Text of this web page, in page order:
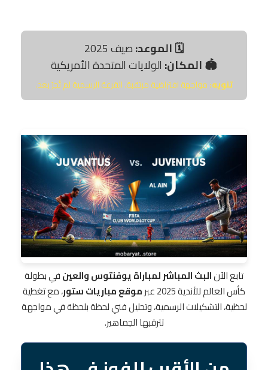
🗓️ الموعد:صيف 2025
🏟️ المكان: الولايات المتحدة الأمريكية
تنويه:مواجهة افتراضية مرتقبة. القرعة الرسمية لم تُجرَ بعد.
تابع الآنالبث المباشر لمباراة يوفنتوس والعينفي بطولة
كأس العالم للأندية 2025 عبر
موقع مباريات ستور، مع تغطية
لحظية، التشكيلات الرسمية، وتحليل فني لحظة بلحظة في مواجهة
تترقبها الجماهير.